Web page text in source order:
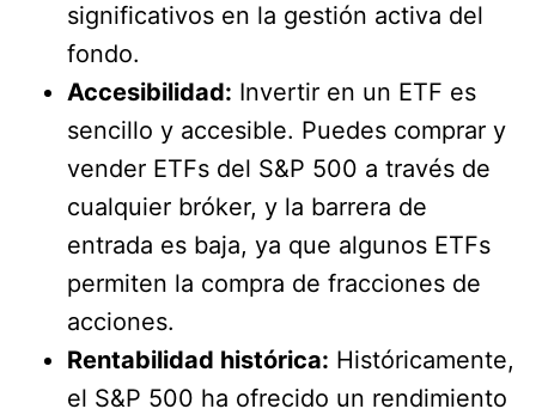
significativos en la gestión activa del
fondo.
Accesibilidad: Invertir en un ETF es
sencillo y accesible. Puedes comprar y
vender ETFs del S&P 500 a través de
cualquier bróker, y la barrera de
entrada es baja, ya que algunos ETFs
permiten la compra de fracciones de
acciones.
Rentabilidad histórica: Históricamente,
el S&P 500 ha ofrecido un rendimiento